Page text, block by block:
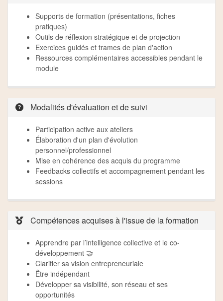
Supports de formation (présentations, fiches
pratiques)
Outils de réflexion stratégique et de projection
Exercices guidés et trames de plan d'action
Ressources complémentaires accessibles pendant le
module
Modalités d'évaluation et de suivi
Participation active aux ateliers
Élaboration d'un plan d'évolution
personnel/professionnel
Mise en cohérence des acquis du programme
Feedbacks collectifs et accompagnement pendant les
sessions
Compétences acquises à l'issue de la formation
Apprendre par l’intelligence collective et le co-
développement 🤝
Clarifier sa vision entrepreneuriale
Être indépendant
Développer sa visibilité, son réseau et ses
opportunités